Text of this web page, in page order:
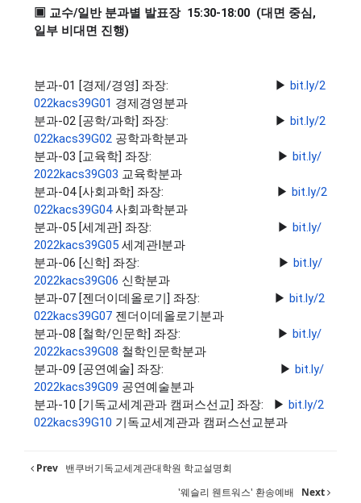
▣ 교수/일반 분과별 발표장 15:30-18:00 (대면 중심,
일부 비대면 진행)
분과-01 [경제/경영] 좌장: ▶ bit.ly/2
022kacs39G01 경제경영분과
분과-02 [공학/과학] 좌장: ▶ bit.ly/2
022kacs39G02 공학과학분과
분과-03 [교육학] 좌장: ▶ bit.ly/
2022kacs39G03 교육학분과
분과-04 [사회과학] 좌장: ▶ bit.ly/2
022kacs39G04사회과학분과
분과-05 [세계관] 좌장: ▶ bit.ly/
2022kacs39G05 세계관I분과
분과-06 [신학] 좌장: ▶ bit.ly/
2022kacs39G06 신학분과
분과-07 [젠더이데올로기] 좌장: ▶ bit.ly/2
022kacs39G07 젠더이데올로기분과
분과-08 [철학/인문학] 좌장: ▶ bit.ly/
2022kacs39G08 철학인문학분과
분과-09 [공연예술] 좌장: ▶ bit.ly/
2022kacs39G09 공연예술분과
분과-10 [기독교세계관과 캠퍼스선교] 좌장:
▶ bit.ly/2
022kacs39G10 기독교세계관과 캠퍼스선교분과
Prev 밴쿠버기독교세계관대학원 학교설명회
'웨슬리 웬트워스' 환송예배
Next